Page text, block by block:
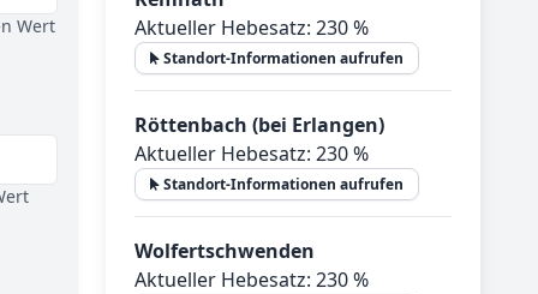
Wert
Aktueller Hebesatz: 230 %
Standort-Informationen aufrufen
Röttenbach (bei Erlangen)
Aktueller Hebesatz: 230 %
Standort-Informationen aufrufen
Wolfertschwenden
Aktueller Hebesatz: 230 %